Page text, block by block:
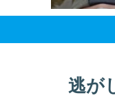
逃が